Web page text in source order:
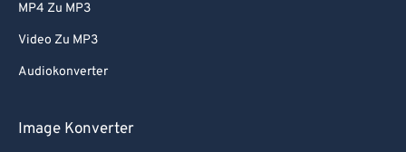
MP4 Zu MP3
Video Zu MP3
Audiokonverter
Image Konverter